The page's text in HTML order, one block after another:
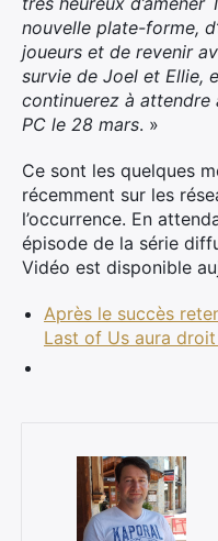
nouvelle plate-forme,
joueurs et de revenir
survie de Joel et Ellie,
continuerez à
PC le 28 mars. »
Ce sont les quelques
récemment sur les
l’occurrence. En
épisode de la série
Vidéo est disponible
Après le succès
Last of Us aura
Rechercher